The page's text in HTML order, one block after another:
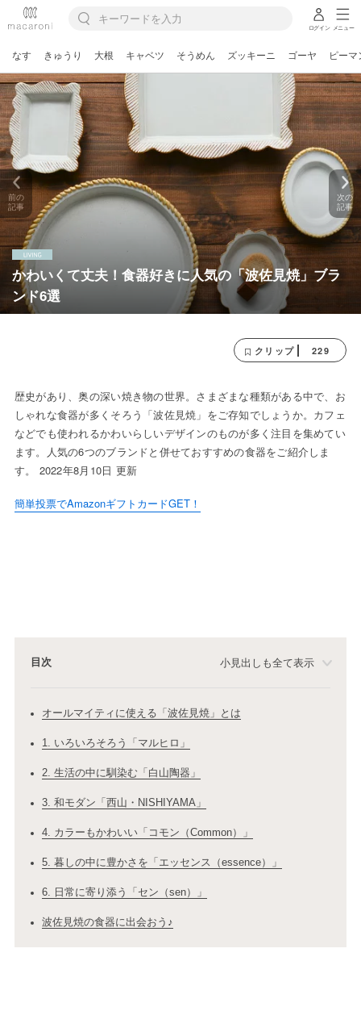
ログイン メニュー
なす きゅうり 大根 キャベツ そうめん ズッキーニ ゴーヤ ピーマ
かわいくて丈夫！食器好きに人気の「波佐見焼」ブラ
ンド6選
前の
記事
次の
記事
クリップ 229
歴史があり、奥の深い焼き物の世界。さまざまな種類がある中で、お
しゃれな食器が多くそろう「波佐見焼」をご存知でしょうか。カフェ
などでも使われるかわいらしいデザインのものが多く注目を集めてい
ます。人気の6つのブランドと併せておすすめの食器をご紹介しま
す。 2022年8月10日 更新
簡単投票でAmazonギフトカードGET！
目次 小見出しも全て表示
オールマイティに使える「波佐見焼」とは
1. いろいろそろう「マルヒロ」
2. 生活の中に馴染む「白山陶器」
3. 和モダン「西山・NISHIYAMA」
4. カラーもかわいい「コモン（Common）」
5. 暮しの中に豊かさを「エッセンス（essence）」
6. 日常に寄り添う「セン（sen）」
波佐見焼の食器に出会おう♪